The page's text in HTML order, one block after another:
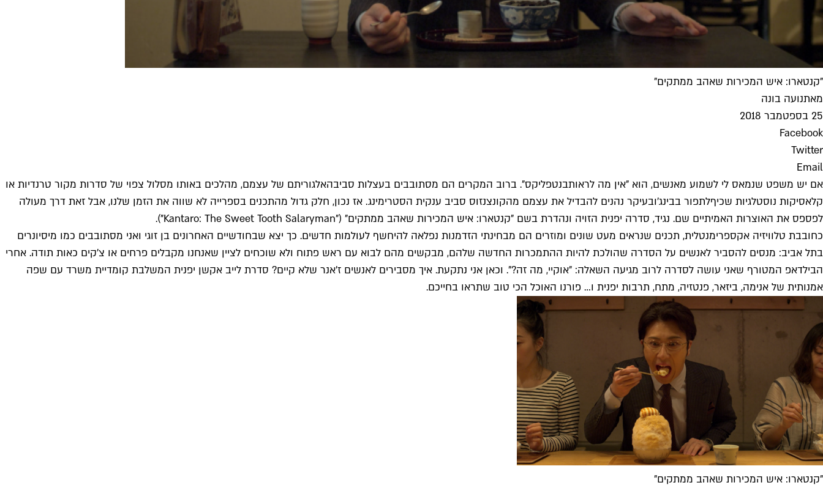
"קנטארו: איש המכירות שאהב ממתקים"
מאתנועה בונה
25 בספטמבר 2018
Facebook
Twitter
Email
אם יש משפט שנמאס לי לשמוע מאנשים, הוא "אין מה לראותבנטפליקס". ברוב המקרים הם מסתובבים בעצלות סביבהאלגוריתם של עצמם, מהלכים באותו מסלול צפוי של סדרות מקור טרנדיות או
קלאסיקות נוסטלגיות שכיףלתפור בבינג'ובעיקר נהנים להבדיל את עצמם מהקונצנזוס סביב ענקית הסטרימינג. אז נכון, חלק גדול מהתכנים בספרייה לא שווה את הזמן שלנו, אבל זאת דרך מעולה
לפספס את האוצרות האמיתיים שם. נגיד, סדרה יפנית הזויה ונהדרת בשם "קנטארו: איש המכירות שאהב ממתקים" ("Kantaro: The Sweet Tooth Salaryman").
כחובבת טלוויזיה אקספרימנטלית, תכנים שנראים מעט שונים ומוזרים הם מבחינתי הזדמנות נפלאה להיחשף לעולמות חדשים. כך יצא שבחודשיים האחרונים בן זוגי ואני מסתובבים כמו מיסיונרים
בתל אביב: מנסים להסביר לאנשים על הסדרה שהולכת להיות ההתמכרות החדשה שלהם, מבקשים מהם לבוא עם ראש פתוח ולא שוכחים לציין שאנחנו מקבלים פרחים או צ'קים כאות תודה. אחרי
הבילדאפ המטורף שאני עושה לסדרה לרוב מגיעה השאלה: "אוקיי, מה זה?". וכאן אני נתקעת. איך מסבירים לאנשים ז'אנר שלא קיים? סדרת לייב אקשן יפנית המשלבת קומדיית משרד עם שפה
אמנותית של אנימה, ביזאר, פנטזיה, מתח, תרבות יפנית ו… פורנו האוכל הכי טוב שתראו בחייכם.
"קנטארו: איש המכירות שאהב ממתקים"